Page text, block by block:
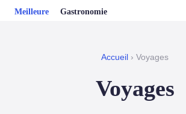
Accueil › Voyages
Voyages